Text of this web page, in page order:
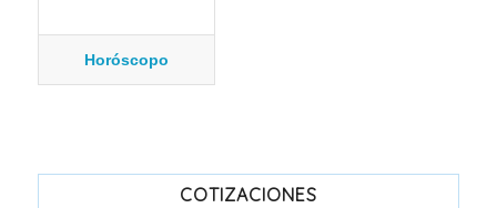
Horóscopo
COTIZACIONES